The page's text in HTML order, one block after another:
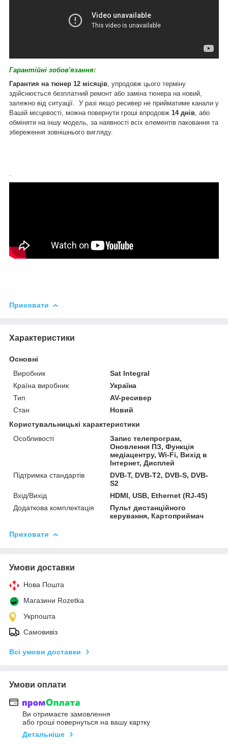
Гарантійні зобов'язання:
Гарантия на тюнер 12 місяців , упродовж цього терміну
здійснюється безплатний ремонт або заміна тюнера на новий,
залежно від ситуації. У разі якщо ресивер не прийматиме канали у
Вашій місцевості, можна повернути гроші впродовж 14 днів , або
обміняти на іншу модель, за наявності всіх елементів паковання та
збереження зовнішнього вигляду.
Приховати
Характеристики
Основні
Виробник
Sat Integral
Країна виробник
Україна
Тип
AV-ресивер
Стан
Новий
Користувальницькі характеристики
Особливості
Запис телепрограм,
Оновлення ПЗ, Функція
медіацентру, Wi-Fi, Вихід в
Інтернет, Дисплей
Підтримка стандартів
DVB-T, DVB-T2, DVB-S, DVB-
S2
Вхід/Вихід
HDMI, USB, Ethernet (RJ-45)
Додаткова комплектація
Пульт дистанційного
керування, Картоприймач
Приховати
Умови доставки
Нова Пошта
Магазини Rozetka
Укрпошта
Самовивіз
Всі умови доставки
Умови оплати
Ви отримаєте замовлення
або гроші повернуться на вашу картку
Детальніше